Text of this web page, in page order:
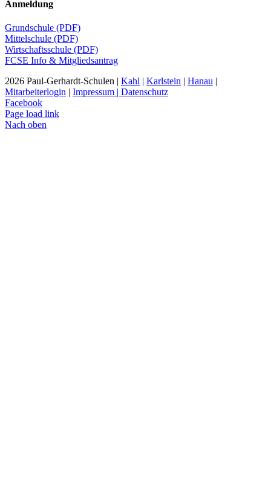
Anmeldung
Grundschule (PDF)
Mittelschule (PDF)
Wirtschaftsschule (PDF)
FCSE Info & Mitgliedsantrag
2026 Paul-Gerhardt-Schulen | Kahl | Karlstein | Hanau |
Mitarbeiterlogin | Impressum | Datenschutz
Facebook
Page load link
Nach oben